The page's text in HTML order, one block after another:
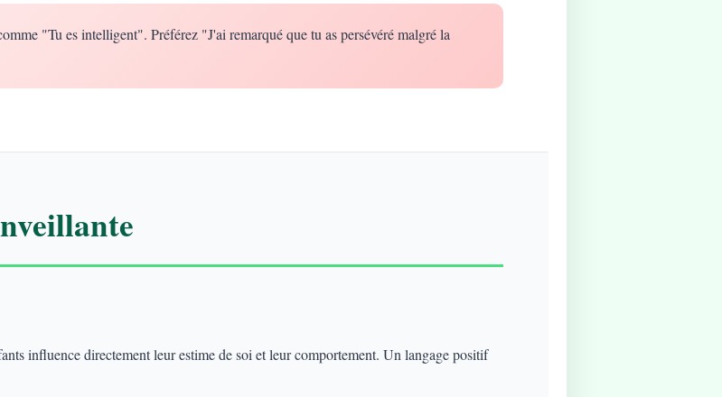
"Tu es intelligent". Préférez "J'ai remarqué que tu as persévéré malgré la
influence directement leur estime de soi et leur comportement. Un langage positif